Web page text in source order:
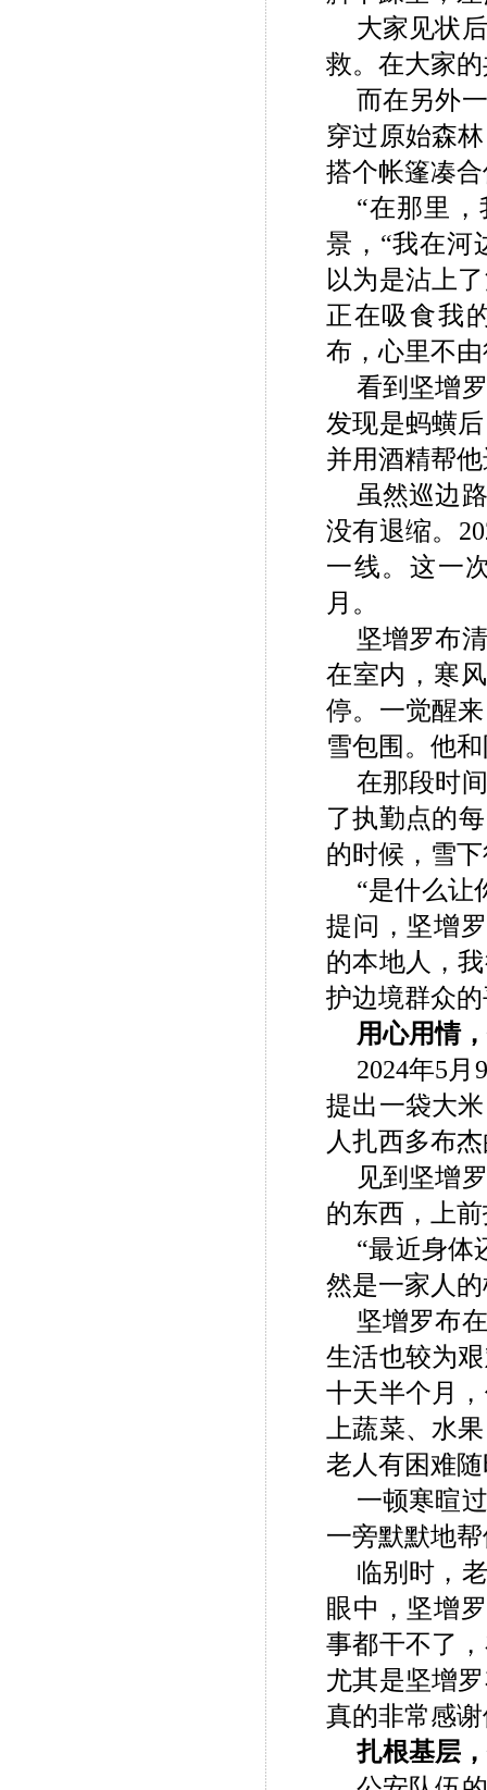
大家见状
救。在大家
而在另外
穿过原始森
搭个帐篷凑
“在那里
景，“我在河
以为是沾上
正在吸食我
布，心里不
看到坚增
发现是蚂蟥
并用酒精帮
虽然巡边
没有退缩。
一线。这一
月。
坚增罗布
在室内，寒
停。一觉醒
雪包围。他
在那段时
了执勤点的
的时候，雪
“是什么让
提问，坚增
的本地人，
护边境群众
用心用情
2024年5
提出一袋大
人扎西多布
见到坚增
的东西，上
“最近身体
然是一家人
坚增罗布
生活也较为
十天半个月
上蔬菜、水
老人有困难
一顿寒暄
一旁默默地
临别时，
眼中，坚增
事都干不了
尤其是坚增
真的非常感
扎根基层